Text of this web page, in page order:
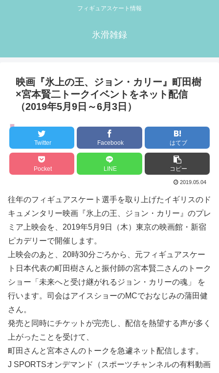
フィギュアスケート情報
氷滑雑録
映画『氷上の王、ジョン・カリー』町田樹
×宮本賢二トークイベントをネット配信
（2019年5月9日～6月3日）
トークショー
Twitter Facebook はてブ
Pocket LINE コピー
2019.05.04
往年のフィギュアスケート選手を取り上げたイギリスのド
キュメンタリー映画『氷上の王、ジョン・カリー』のプレ
ミア上映会を、2019年5月9日（木）東京の映画館・新宿
ピカデリーで開催します。
上映会のあと、20時30分ごろから、元フィギュアスケー
ト日本代表の町田樹さんと振付師の宮本賢二さんのトーク
ショー「未来へと受け継がれるジョン・カリーの魂」 を
行います。司会はアイスショーのMCでおなじみの蒲田健
さん。
発売と同時にチケットが完売し、配信を熱望する声が多く
上がったことを受けて、
町田さんと宮本さんのトークを急遽ネット配信します。
J SPORTSオンデマンド（スポーツチャンネルの有料動画